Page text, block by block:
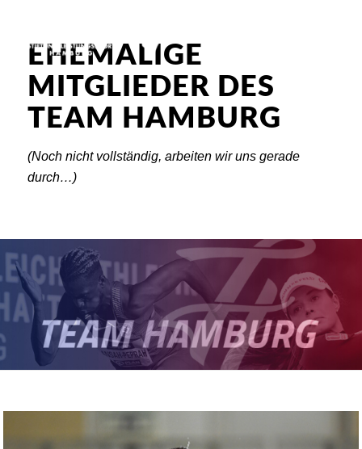
EHEMALIGE
MITGLIEDER DES
TEAM HAMBURG
(Noch nicht vollständig, arbeiten wir uns gerade
durch…)